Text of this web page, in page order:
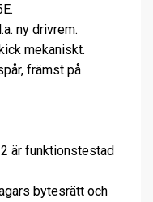
ny drivrem.
mekaniskt.
främst på
är funktionstestad
bytesrätt och